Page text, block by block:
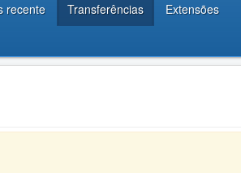
recente Transferências Extensões